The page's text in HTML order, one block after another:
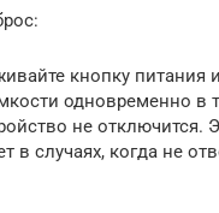
кнопку питания
одновременно в
не отключится.
в случаях, когда не